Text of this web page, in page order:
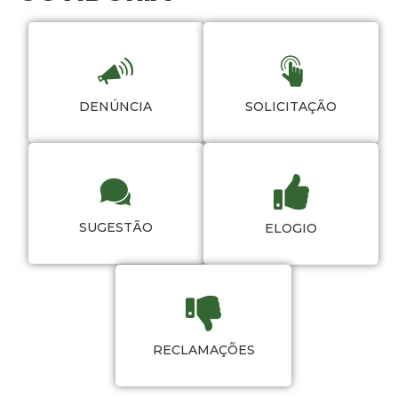
DENÚNCIA SOLICITAÇÃO
SUGESTÃO ELOGIO
RECLAMAÇÕES